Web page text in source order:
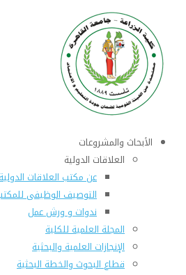
الأبحاث والمشروعات
العلاقات الدولية
عن مكتب العلاقات
التوصيف الوظيفى
ندوات و ورش عمل
المجلة العلمية للكلية
الإنجازات العلمية والبحثية
قطاع البحوث والخطة البحثية